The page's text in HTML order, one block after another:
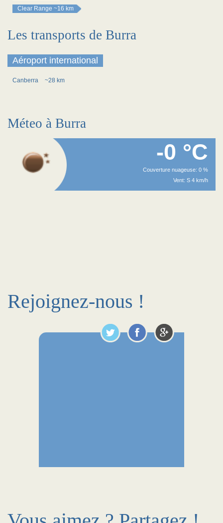
Clear Range ~16 km
Les transports de Burra
Aéroport international
Canberra ~28 km
Méteo à Burra
-0 °C
Couverture nuageuse: 0 %
Vent: S 4 km/h
Rejoignez-nous !